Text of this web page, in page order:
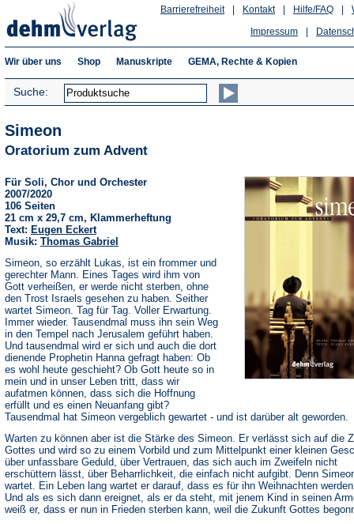
Hilfe/FAQ
Kontakt
Barrierefreiheit
Impressum
Wir über uns Shop Manuskripte GEMA, Rechte & Kopien
Suche:
Simeon
Oratorium zum Advent
Für Soli, Chor und Orchester
2007/2020
106 Seiten
21 cm x 29,7 cm, Klammerheftung
Text: Eugen Eckert
Musik: Thomas Gabriel
Simeon, so erzählt Lukas, ist ein frommer und
gerechter Mann. Eines Tages wird ihm von
Gott verheißen, er werde nicht sterben, ohne
den Trost Israels gesehen zu haben. Seither
wartet Simeon. Tag für Tag. Voller Erwartung.
Immer wieder. Tausendmal muss ihn sein Weg
in den Tempel nach Jerusalem geführt haben.
Und tausendmal wird er sich und auch die dort
dienende Prophetin Hanna gefragt haben: Ob
es wohl heute geschieht? Ob Gott heute so in
mein und in unser Leben tritt, dass wir
aufatmen können, dass sich die Hoffnung
erfüllt und es einen Neuanfang gibt?
Tausendmal hat Simeon vergeblich gewartet - und ist darüber alt geworden.
Warten zu können aber ist die Stärke des Simeon. Er verlässt sich auf die
Gottes und wird so zu einem Vorbild und zum Mittelpunkt einer kleinen
über unfassbare Geduld, über Vertrauen, das sich auch im Zweifeln nicht
erschüttern lässt, über Beharrlichkeit, die einfach nicht aufgibt. Denn
wartet. Ein Leben lang wartet er darauf, dass es für ihn Weihnachten
Und als es sich dann ereignet, als er da steht, mit jenem Kind in seinen
weiß er, dass er nun in Frieden sterben kann, weil die Zukunft Gottes